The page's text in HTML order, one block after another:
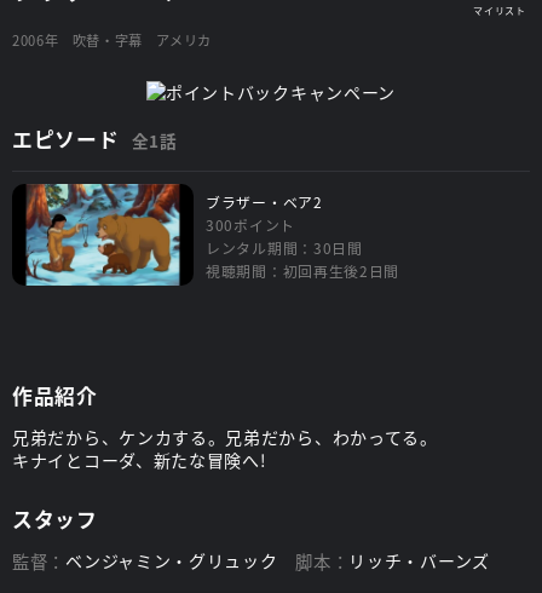
2006年 吹替・字幕 アメリカ
エピソード 全1話
ブラザー・ベア2
300ポイント
レンタル期間：30日間
視聴期間：初回再生後2日間
作品紹介
兄弟だから、ケンカする。兄弟だから、わかってる。
キナイとコーダ、新たな冒険へ!
スタッフ
監督： ベンジャミン・グリュック 脚本： リッチ・バーンズ